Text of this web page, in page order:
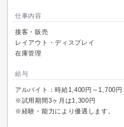
仕事内容
接客・販売
レイアウト・ディスプレイ
在庫管理
給与
アルバイト：時給1,400円～1,700円
※試用期間3ヶ月は1,300円
※経験・能力により優遇します。